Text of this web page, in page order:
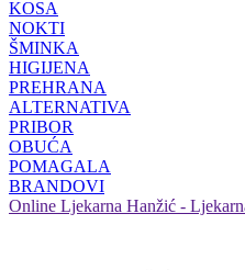
KOSA
NOKTI
ŠMINKA
HIGIJENA
PREHRANA
ALTERNATIVA
PRIBOR
OBUĆA
POMAGALA
BRANDOVI
Online Ljekarna Hanžić -